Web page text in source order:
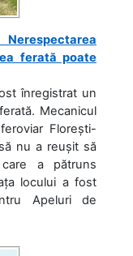
ferată poate
înregistrat un
Mecanicul
Florești-
nu a reușit să
a pătruns
locului a fost
Apeluri de